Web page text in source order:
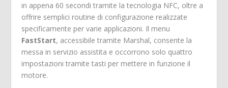
in appena 60 secondi tramite la tecnologia NFC, oltre a
offrire semplici routine di configurazione realizzate
specificamente per varie applicazioni. Il menu
FastStart, accessibile tramite Marshal, consente la
messa in servizio assistita e occorrono solo quattro
impostazioni tramite tasti per mettere in funzione il
motore.